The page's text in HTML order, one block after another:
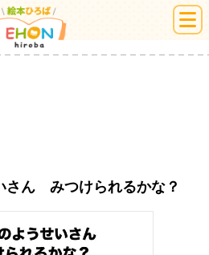
絵本ひろば
さん みつけられるかな？